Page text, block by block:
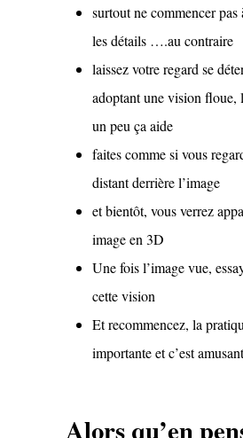
surtout ne commencer pas
les détails ….au contraire
laissez votre regard se
adoptant une vision floue,
un peu ça aide
faites comme si vous
distant derrière l’image
et bientôt, vous verrez
image en 3D
Une fois l’image vue,
cette vision
Et recommencez, la
importante et c’est
Alors qu’en